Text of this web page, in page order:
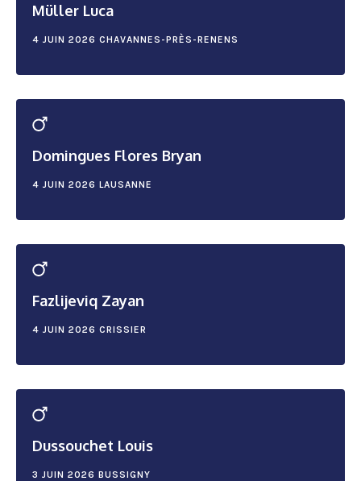
Müller Luca
4 JUIN 2026 CHAVANNES-PRÈS-RENENS
Domingues Flores Bryan
4 JUIN 2026 LAUSANNE
Fazlijeviq Zayan
4 JUIN 2026 CRISSIER
Dussouchet Louis
3 JUIN 2026 BUSSIGNY